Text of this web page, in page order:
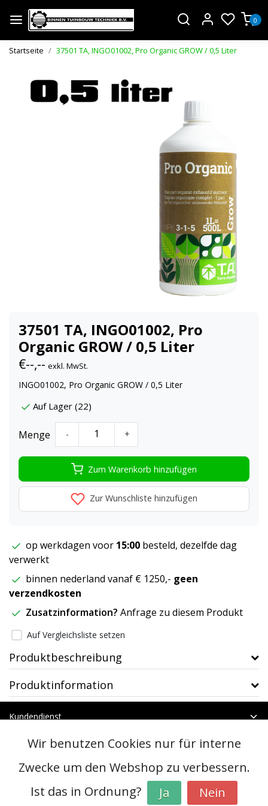
0
Startseite 37501 TA, INGO01002, Pro Organic GROW / 0,5 Liter
37501 TA, INGO01002, Pro
Organic GROW / 0,5 Liter
€--,-- exkl. MwSt.
INGO01002, Pro Organic GROW / 0,5 Liter
Auf Lager (22)
Menge - +
Zum Warenkorb hinzufügen
Zur Wunschliste hinzufügen
op werkdagen voor 15:00 besteld, dezelfde dag
verwerkt
binnen nederland vanaf € 1250,- geen
verzendkosten
Zusatzinformation? Anfrage zu diesem Produkt
Auf Vergleichsliste setzen
Produktbeschreibung
Produktinformation
Kundendienst
Kategorien
Kontakt
© Copyright 2026 - btt | RealisatieInStijl Media
Wir benutzen Cookies nur für interne
Zwecke um den Webshop zu verbessern.
Ist das in Ordnung?
Ja Nein